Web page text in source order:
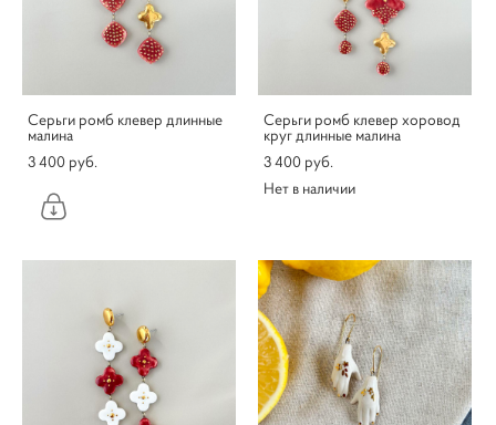
Серьги ромб клевер длинные
малина
3 400 pуб.
Серьги ромб клевер хоровод
круг длинные малина
3 400 pуб.
Нет в наличии